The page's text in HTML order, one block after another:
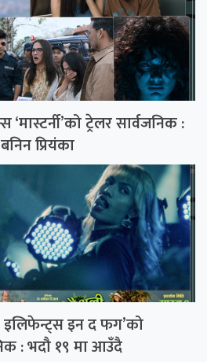
‘मास्टर्नी’को ट्रेलर सार्वजनिक :
प्रियंका
इलिफेन्ट्स इन द फग’को
: भदौ १९ मा आउँदै